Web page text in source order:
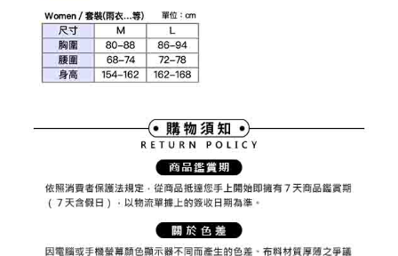
【注意事項】
１．透過由恩沛科技股份有限公司提供之「AFTEE先享後付」服務完成之交
易，需依本服務之必要範圍內提供個人資料，並將交易相關給付款項請求債
權轉讓予恩沛科技股份有限公司。
３．未成年的使用者請事先徵得法定代理人或監護人之同意方可使用
「AFTEE先享後付」，若未經同意申辦者引起之損失，本公司不負相關責
４．使用「AFTEE先享後付」時，將依據個別帳號之用戶狀況，依本公司即
時審查核予不同之上限額度；若仍有額度不足之情形，本公司將視審查結果
請求用戶進行身份認證。
恩沛科技股份有限公司將有權停止該用戶之使用額度並採取法律行動。
7-11取貨付款
免運費
付款後7-11取貨
宅配
離島宅配
免運費